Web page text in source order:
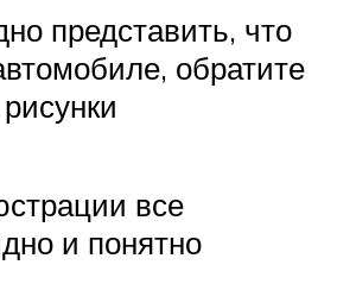
представить, что
обратите
все
и понятно